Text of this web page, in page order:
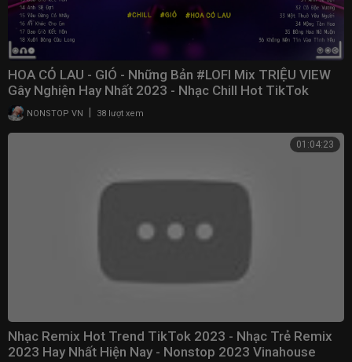
HOA CỎ LAU - GIÓ - Những Bản #LOFI Mix TRIỆU VIEW
Gây Nghiện Hay Nhất 2023 - Nhạc Chill Hot TikTok
NONSTOP VN 38 lượt xem
01:04:23
Nhạc Remix Hot Trend TikTok 2023 - Nhạc Trẻ Remix
2023 Hay Nhất Hiện Nay - Nonstop 2023 Vinahouse